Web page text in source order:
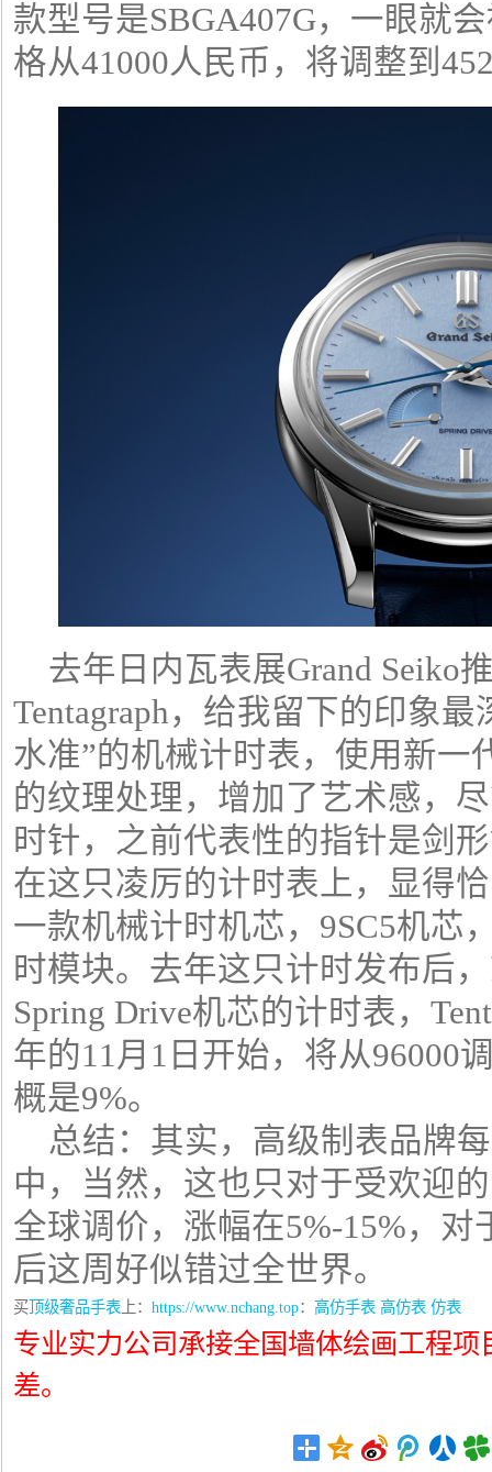
款型号是SBGA407G，一眼就
格从41000人民币，将调整到
去年日内瓦表展Grand Seiko
Tentagraph，给我留下的印象最
水准”的机械计时表，使用新一
的纹理处理，增加了艺术感，
时针，之前代表性的指针是剑
在这只凌厉的计时表上，显得
一款机械计时机芯，9SC5机芯
时模块。去年这只计时发布后
Spring Drive机芯的计时表，
年的11月1日开始，将从96000
概是9%。
总结：其实，高级制表品牌
中，当然，这也只对于受欢迎
全球调价，涨幅在5%-15%，
后这周好似错过全世界。
买 顶级奢品手表 上： https://www.nchang.top： 高仿手表 高仿表 仿表
专业实力公司承接全国墙体绘画工程
差。